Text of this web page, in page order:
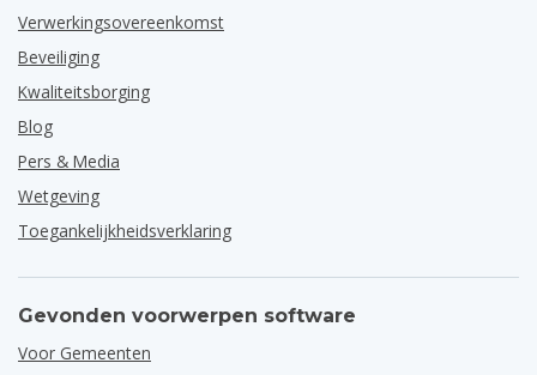
Verwerkingsovereenkomst
Beveiliging
Kwaliteitsborging
Blog
Pers & Media
Wetgeving
Toegankelijkheidsverklaring
Gevonden voorwerpen software
Voor Gemeenten